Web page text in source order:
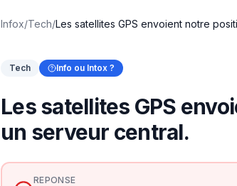
Infox/Tech/Les satellites GPS envoient notre
Tech Info ou Intox ?
Les satellites GPS
un serveur central.
REPONSE